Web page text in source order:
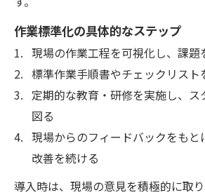
作業標準化の具体的なステップ
現場の作業工程を可視化し、課題
標準作業手順書やチェックリスト
定期的な教育・研修を実施し、ス
図る
現場からのフィードバックをもと
改善を続ける
導入時は、現場の意見を積極的に取